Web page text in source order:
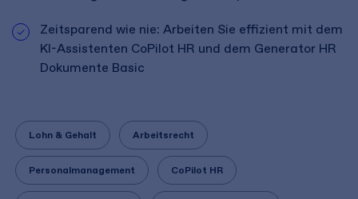
Zeitsparend wie nie: Arbeiten Sie effizient mit dem
KI-Assistenten CoPilot HR und dem Generator HR
Dokumente Basic
Lohn & Gehalt Arbeitsrecht
Personalmanagement CoPilot HR